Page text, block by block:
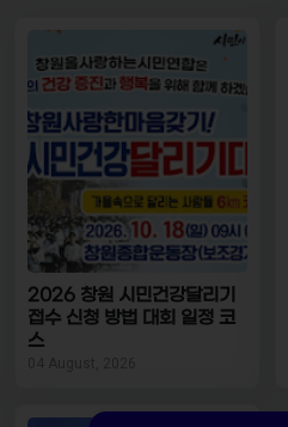
2026 창원 시민건강달리기
접수 신청 방법 대회 일정 코
스